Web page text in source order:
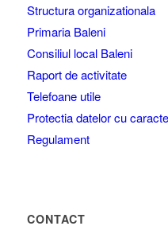
Structura organizationala
Primaria Baleni
Consiliul local Baleni
Raport de activitate
Telefoane utile
Protectia datelor cu
Regulament
CONTACT